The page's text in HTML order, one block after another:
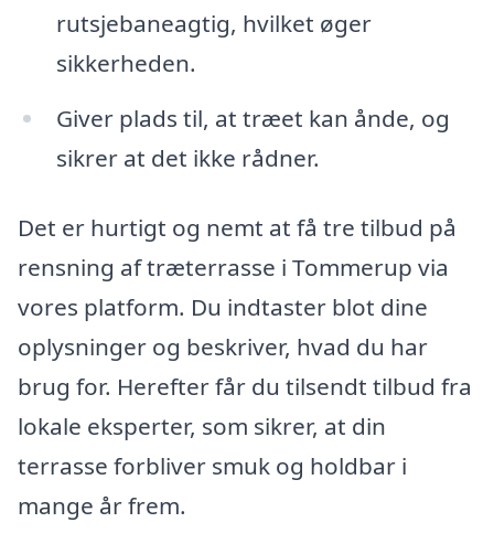
rutsjebaneagtig, hvilket øger
sikkerheden.
Giver plads til, at træet kan ånde, og
sikrer at det ikke rådner.
Det er hurtigt og nemt at få tre tilbud på
rensning af træterrasse i Tommerup via
vores platform. Du indtaster blot dine
oplysninger og beskriver, hvad du har
brug for. Herefter får du tilsendt tilbud fra
lokale eksperter, som sikrer, at din
terrasse forbliver smuk og holdbar i
mange år frem.